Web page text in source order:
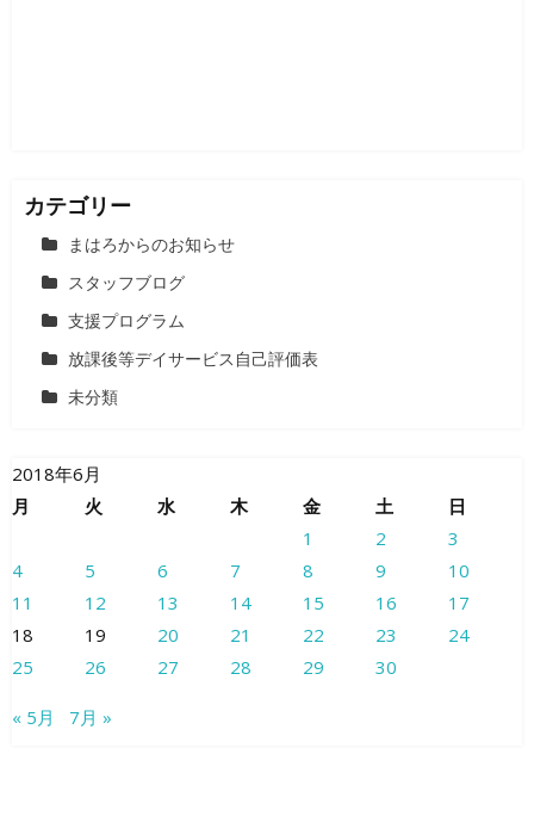
カテゴリー
まはろからのお知らせ
スタッフブログ
支援プログラム
放課後等デイサービス自己評価表
未分類
2018年6月
月
火 水 木 金 土
日
1
2
3
4
5 6 7 8 9
10
11
12 13 14 15 16
17
18
19 20 21 22 23
24
25
26 27 28 29 30
« 5月 7月 »